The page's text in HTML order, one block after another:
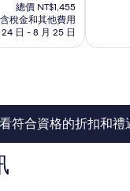
價
格
為
總價 NT$1,455
含稅金和其他費用
日 - 8 月 25 日
康
常
評
論
符合資格的折扣和禮